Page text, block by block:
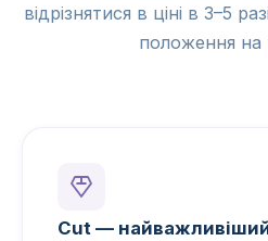
відрізнятися в ціні в 3–5
положення на
Cut —